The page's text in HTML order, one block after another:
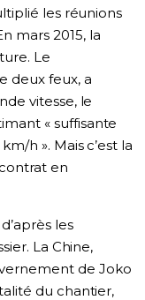
les réunions
mars 2015, la
Le
deux feux, a
vitesse, le
« suffisante
h ». Mais c’est la
en
les
La Chine,
de Joko
du chantier,